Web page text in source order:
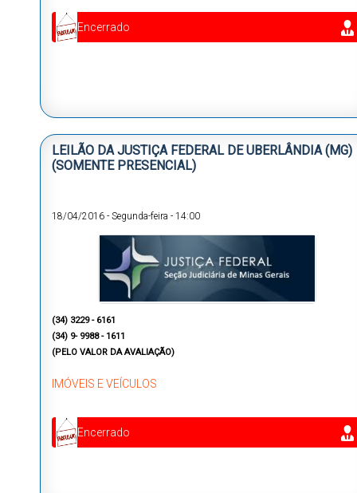
Encerrado
LEILÃO DA JUSTIÇA FEDERAL DE UBERLÂNDIA (MG)
(SOMENTE PRESENCIAL)
18/04/2016 - Segunda-feira - 14:00
(34) 3229 - 6161
(34) 9- 9988 - 1611
(PELO VALOR DA AVALIAÇÃO)
IMÓVEIS E VEÍCULOS
Encerrado